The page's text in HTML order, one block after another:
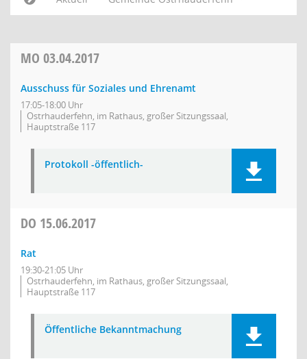
MO 03.04.2017
Ausschuss für Soziales und Ehrenamt
17:05-18:00 Uhr
Ostrhauderfehn, im Rathaus, großer Sitzungssaal,
Hauptstraße 117
Protokoll -öffentlich-
DO 15.06.2017
Rat
19:30-21:05 Uhr
Ostrhauderfehn, im Rathaus, großer Sitzungssaal,
Hauptstraße 117
Öffentliche Bekanntmachung